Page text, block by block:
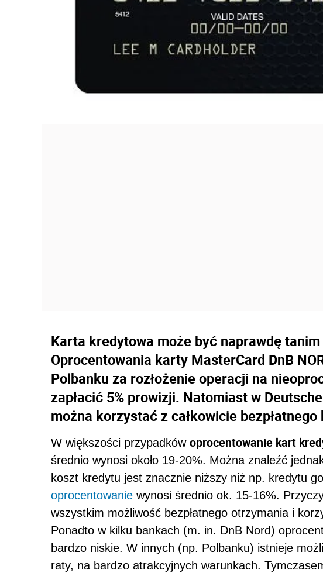
Karta kredytowa może być naprawdę
Oprocentowania karty MasterCard DnB
Polbanku za rozłożenie operacji na
zapłacić 5% prowizji. Natomiast w
można korzystać z całkowicie
W większości przypadków oprocentowanie kart
średnio wynosi około 19-20%. Można znaleźć
koszt kredytu jest znacznie niższy niż np. kredytu
oprocentowanie wynosi średnio ok. 15-16%.
wszystkim możliwość bezpłatnego otrzymania i
Ponadto w kilku bankach (m. in. DnB Nord)
bardzo niskie. W innych (np. Polbanku) istnieje
raty, na bardzo atrakcyjnych warunkach.